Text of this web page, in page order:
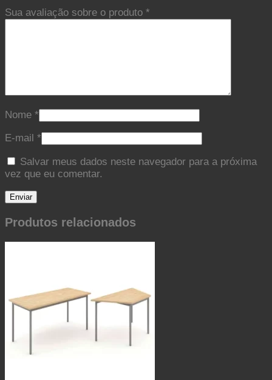
Sua avaliação sobre o produto *
Nome *
E-mail *
Salvar meus dados neste navegador para a próxima
vez que eu comentar.
Produtos relacionados